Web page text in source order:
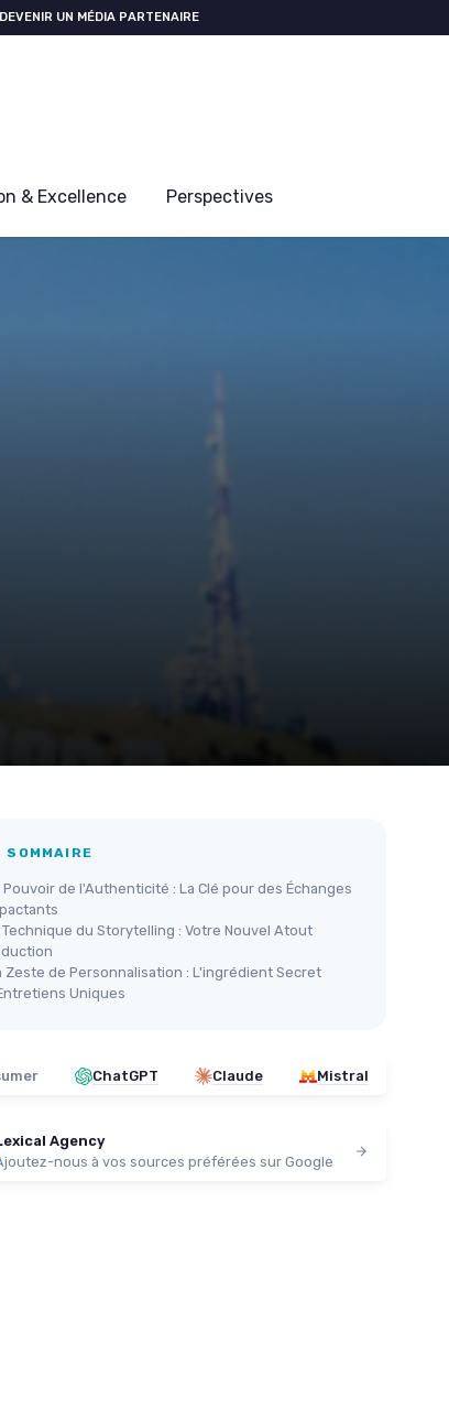
DEVENIR UN MÉDIA PARTENAIRE
& Excellence Perspectives
SOMMAIRE
Pouvoir de l'Authenticité : La Clé pour des Échanges
Technique du Storytelling : Votre Nouvel Atout
Zeste de Personnalisation : L'ingrédient Secret
Uniques
ChatGPT Claude Mistral
Agency
nous à vos sources préférées sur Google